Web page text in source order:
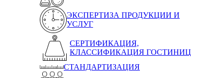
ЭКСПЕРТИЗА ПРОДУКЦИИ И
УСЛУГ
СЕРТИФИКАЦИЯ,
КЛАССИФИКАЦИЯ ГОСТИНИЦ
СТАНДАРТИЗАЦИЯ